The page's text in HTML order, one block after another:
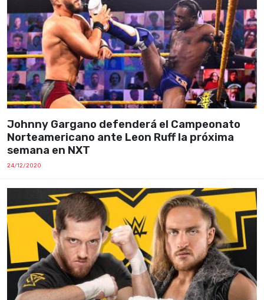
Johnny Gargano defenderá el Campeonato
Norteamericano ante Leon Ruff la próxima
semana en NXT
24/12/2020